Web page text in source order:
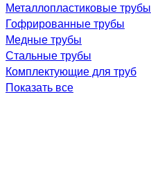
Металлопластиковые трубы
Гофрированные трубы
Медные трубы
Стальные трубы
Комплектующие для труб
Показать все